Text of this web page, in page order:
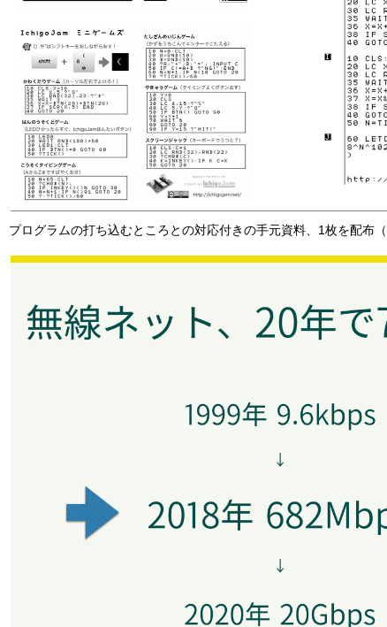
プログラムの打ち込むところとの対応付きの手元資料、1枚を配布（